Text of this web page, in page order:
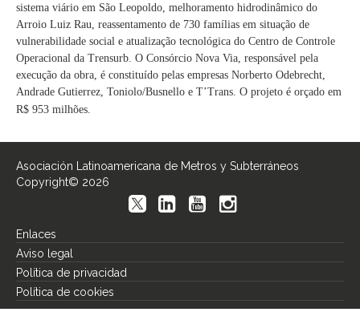
sistema viário em São Leopoldo, melhoramento hidrodinâmico do
Arroio Luiz Rau, reassentamento de 730 famílias em situação de
vulnerabilidade social e atualização tecnológica do Centro de Controle
Operacional da Trensurb. O Consórcio Nova Via, responsável pela
execução da obra, é constituído pelas empresas Norberto Odebrecht,
Andrade Gutierrez, Toniolo/Busnello e T’Trans. O projeto é orçado em
R$ 953 milhões.
Asociación Latinoamericana de Metros y Subterráneos
Copyright© 2026
Enlaces
Aviso legal
Política de privacidad
Política de cookies